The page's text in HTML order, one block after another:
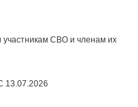
СВО и членам их
13.07.2026